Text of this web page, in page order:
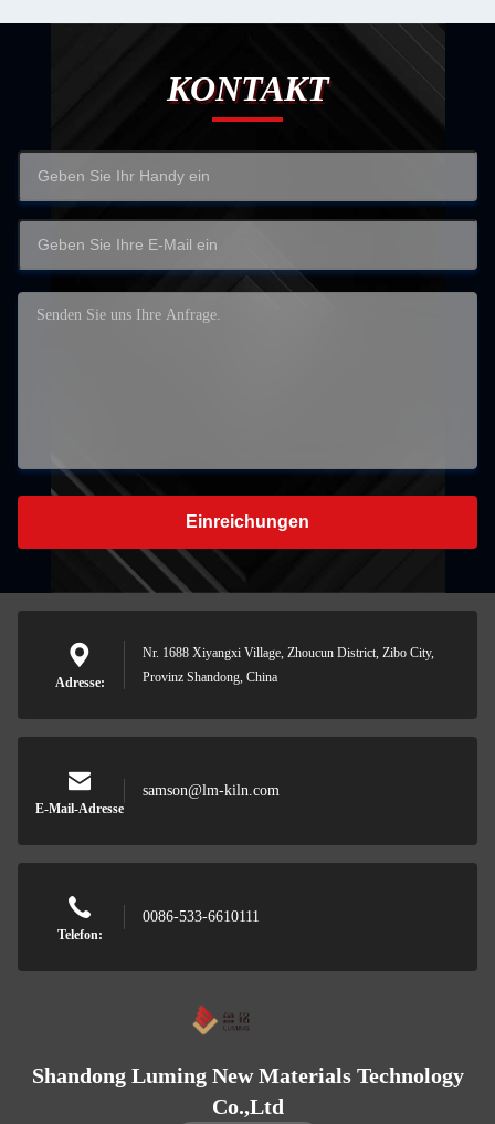
KONTAKT
Einreichungen
Adresse:
Nr. 1688 Xiyangxi Village, Zhoucun District, Zibo City,
Provinz Shandong, China
E-Mail-Adresse
samson@lm-kiln.com
Telefon:
0086-533-6610111
Shandong Luming New Materials Technology
Co.,Ltd